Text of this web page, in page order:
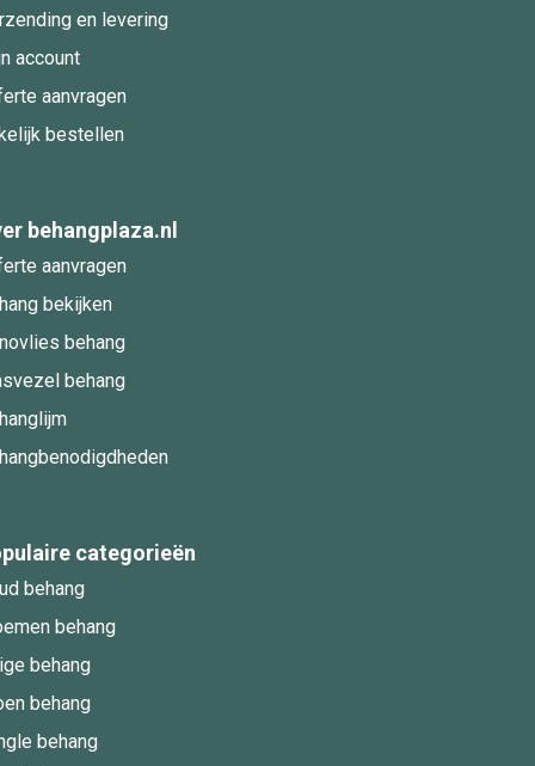
en levering
account
aanvragen
bestellen
behangplaza.nl
aanvragen
bekijken
behang
behang
categorieën
behang
behang
behang
behang
behang